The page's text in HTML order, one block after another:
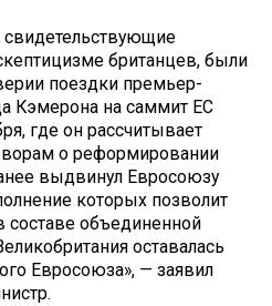
свидетельствующие
британцев, были
поездки премьер-
Кэмерона на саммит ЕС
где он рассчитывает
о реформировании
выдвинул Евросоюзу
которых позволит
составе объединенной
оставалась
Евросоюза», — заявил